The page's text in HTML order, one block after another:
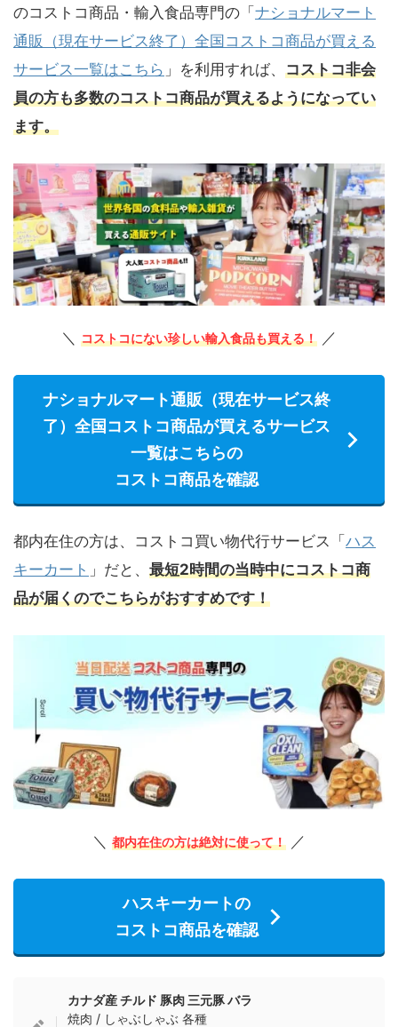
のコストコ商品・輸入食品専門の「 ナショナルマート
通販（現在サービス終了）全国コストコ商品が買える
サービス一覧はこちら 」を利用すれば、 コストコ非会
員の方も多数のコストコ商品が買えるようになってい
ます。
＼ コストコにない珍しい輸入食品も買える！ ／
ナショナルマート通販（現在サービス終
了）全国コストコ商品が買えるサービス
一覧はこちらの
コストコ商品を確認
都内在住の方は、コストコ買い物代行サービス「ハス
キーカート 」だと、 最短2時間の当時中にコストコ商
品が届くのでこちらがおすすめです！
＼ 都内在住の方は絶対に使って！ ／
ハスキーカートの
コストコ商品を確認
カナダ産 チルド 豚肉 三元豚 バラ
焼肉 / しゃぶしゃぶ 各種